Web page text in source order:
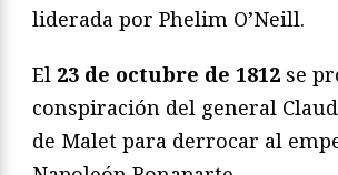
liderada por Phelim O’Neill.
El 23 de octubre de 1812 se
conspiración del general
de Malet para derrocar al